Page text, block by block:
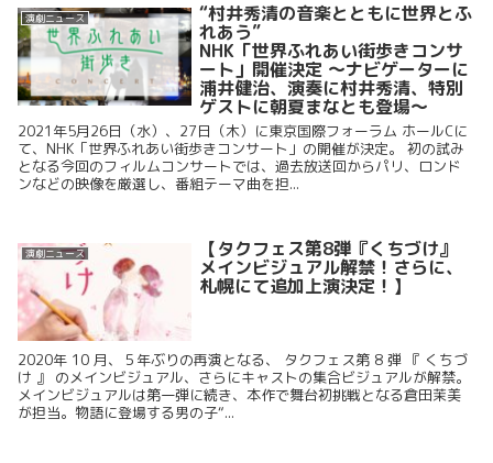
演劇ニュース “村井秀清の音楽とともに世界とふ
れあう”
NHK「世界ふれあい街歩きコンサ
ート」開催決定 ～ナビゲーターに
浦井健治、演奏に村井秀清、特別
ゲストに朝夏まなとも登場～
2021年5月26日（水）、27日（木）に東京国際フォーラム ホールCに
て、NHK「世界ふれあい街歩きコンサート」の開催が決定。 初の試み
となる今回のフィルムコンサートでは、過去放送回からパリ、ロンド
ンなどの映像を厳選し、番組テーマ曲を担...
演劇ニュース 【タクフェス第8弾『くちづけ』
メインビジュアル解禁！さらに、
札幌にて追加上演決定！】
2020年 10 月、５年ぶりの再演となる、 タクフェス第 8 弾 『 くちづ
け 』 のメインビジュアル、さらにキャストの集合ビジュアルが解禁。
メインビジュアルは第一弾に続き、本作で舞台初挑戦となる倉田茉美
が担当。物語に登場する男の子“...